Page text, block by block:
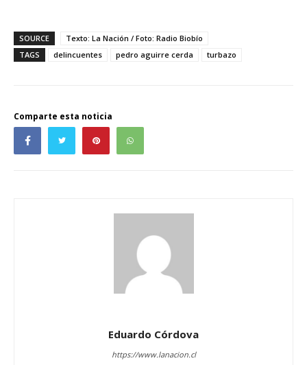
SOURCE
Texto: La Nación / Foto: Radio Biobío
TAGS
delincuentes pedro aguirre cerda turbazo
Comparte esta noticia
Eduardo Córdova
https://www.lanacion.cl